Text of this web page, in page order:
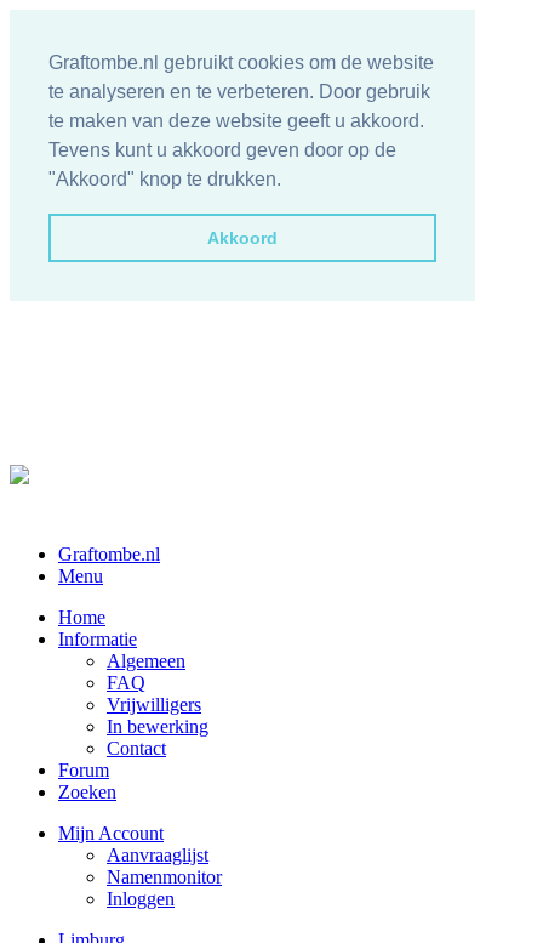
Graftombe.nl gebruikt cookies om de website
te analyseren en te verbeteren. Door gebruik
te maken van deze website geeft u akkoord.
Tevens kunt u akkoord geven door op de
"Akkoord" knop te drukken.
Akkoord
Graftombe.nl
Menu
Home
Informatie
Algemeen
FAQ
Vrijwilligers
In bewerking
Contact
Forum
Zoeken
Mijn Account
Aanvraaglijst
Namenmonitor
Inloggen